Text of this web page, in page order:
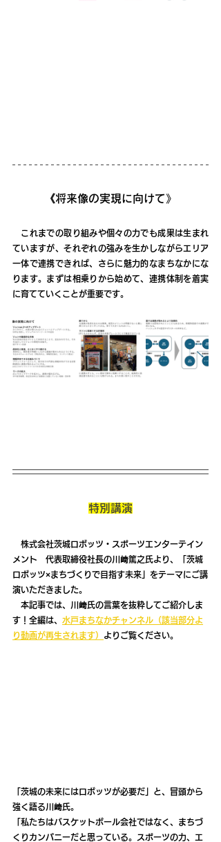
《将来像の実現に向けて》
これまでの取り組みや個々の力でも成果は生まれ
ていますが、それぞれの強みを生かしながらエリア
一体で連携できれば、さらに魅力的なまちなかにな
ります。まずは相乗りから始めて、連携体制を着実
に育てていくことが重要です。
特別講演
株式会社茨城ロボッツ・スポーツエンターテイン
メント　代表取締役社長の川﨑篤之氏より、「茨城
ロボッツ×まちづくりで目指す未来」をテーマにご講
演いただきました。
本記事では、川﨑氏の言葉を抜粋してご紹介しま
す！全編は、 水戸まちなかチャンネル（該当部分よ
り動画が再生されます） よりご覧ください。
「茨城の未来にはロボッツが必要だ」と、冒頭から
強く語る川﨑氏。
「私たちはバスケットボール会社ではなく、まちづ
くりカンパニーだと思っている。スポーツの力、エ